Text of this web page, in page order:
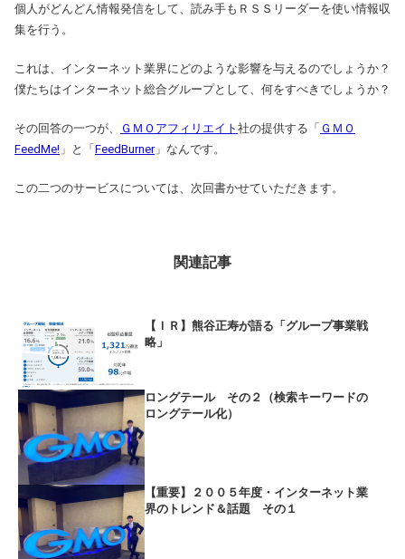
個人がどんどん情報発信をして、読み手もＲＳＳリーダーを使い情報収
集を行う。
これは、インターネット業界にどのような影響を与えるのでしょうか？
僕たちはインターネット総合グループとして、何をすべきでしょうか？
その回答の一つが、 ＧＭＯアフィリエイト 社の提供する「 ＧＭＯ
FeedMe! 」と「 FeedBurner」なんです。
この二つのサービスについては、次回書かせていただきます。
関連記事
【ＩＲ】熊谷正寿が語る「グループ事業戦
略」
ロングテール その２（検索キーワードの
ロングテール化）
【重要】２００５年度・インターネット業
界のトレンド＆話題 その１